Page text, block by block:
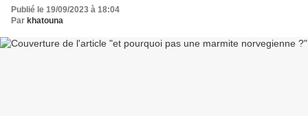
Publié le 19/09/2023 à 18:04
Par khatouna